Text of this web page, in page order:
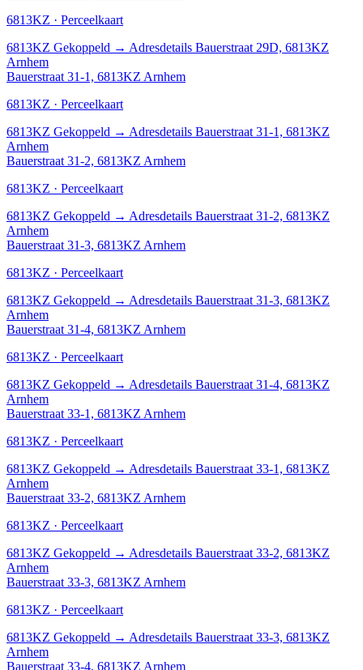
6813KZ · Perceelkaart
6813KZ Gekoppeld → Adresdetails Bauerstraat 29D, 6813KZ
Arnhem
Bauerstraat 31-1, 6813KZ Arnhem
6813KZ · Perceelkaart
6813KZ Gekoppeld → Adresdetails Bauerstraat 31-1, 6813KZ
Arnhem
Bauerstraat 31-2, 6813KZ Arnhem
6813KZ · Perceelkaart
6813KZ Gekoppeld → Adresdetails Bauerstraat 31-2, 6813KZ
Arnhem
Bauerstraat 31-3, 6813KZ Arnhem
6813KZ · Perceelkaart
6813KZ Gekoppeld → Adresdetails Bauerstraat 31-3, 6813KZ
Arnhem
Bauerstraat 31-4, 6813KZ Arnhem
6813KZ · Perceelkaart
6813KZ Gekoppeld → Adresdetails Bauerstraat 31-4, 6813KZ
Arnhem
Bauerstraat 33-1, 6813KZ Arnhem
6813KZ · Perceelkaart
6813KZ Gekoppeld → Adresdetails Bauerstraat 33-1, 6813KZ
Arnhem
Bauerstraat 33-2, 6813KZ Arnhem
6813KZ · Perceelkaart
6813KZ Gekoppeld → Adresdetails Bauerstraat 33-2, 6813KZ
Arnhem
Bauerstraat 33-3, 6813KZ Arnhem
6813KZ · Perceelkaart
6813KZ Gekoppeld → Adresdetails Bauerstraat 33-3, 6813KZ
Arnhem
Bauerstraat 33-4, 6813KZ Arnhem